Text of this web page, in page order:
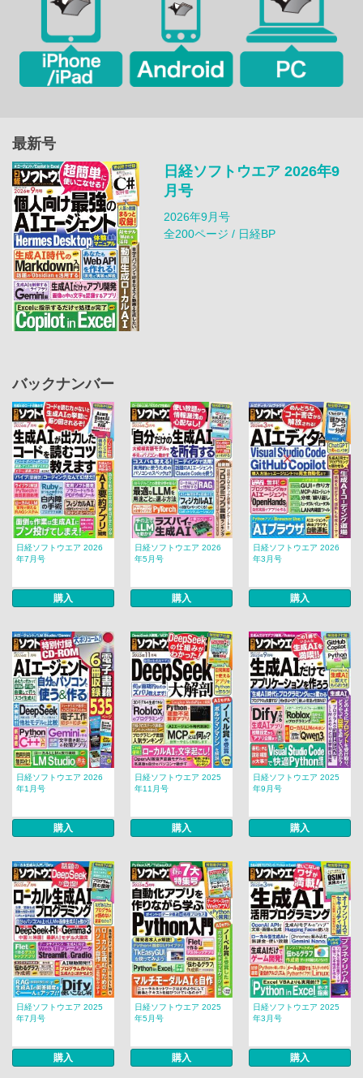
最新号
日経ソフトウエア 2026年9
月号
2026年9月号
全200ページ / 日経BP
バックナンバー
日経ソフトウエア 2026
年7月号
購入
日経ソフトウエア 2026
年5月号
購入
日経ソフトウエア 2026
年3月号
購入
日経ソフトウエア 2026
年1月号
購入
日経ソフトウエア 2025
年11月号
購入
日経ソフトウエア 2025
年9月号
購入
日経ソフトウエア 2025
年7月号
購入
日経ソフトウエア 2025
年5月号
購入
日経ソフトウエア 2025
年3月号
購入